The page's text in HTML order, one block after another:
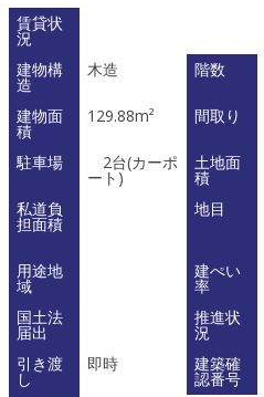
賃貸状
況
建物構
造
木造 階数
建物面
積
129.88m² 間取り
駐車場 2台(カーポ
ート)
土地面
積
私道負
担面積
地目
用途地
域
建ぺい
率
国土法
届出
推進状
況
引き渡
し
即時 建築確
認番号